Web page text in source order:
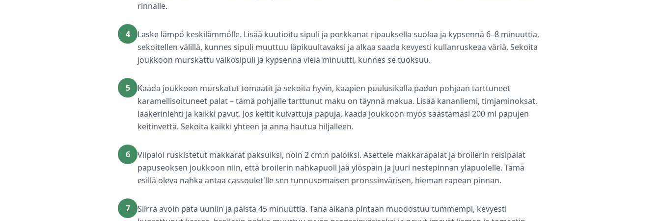
rinnalle.
4
Laske lämpö keskilämmölle. Lisää kuutioitu sipuli ja porkkanat ripauksella suolaa ja kypsennä 6–8 minuuttia,
sekoitellen välillä, kunnes sipuli muuttuu läpikuultavaksi ja alkaa saada kevyesti kullanruskeaa väriä. Sekoita
joukkoon murskattu valkosipuli ja kypsennä vielä minuutti, kunnes se tuoksuu.
5
Kaada joukkoon murskatut tomaatit ja sekoita hyvin, kaapien puulusikalla padan pohjaan tarttuneet
karamellisoituneet palat – tämä pohjalle tarttunut maku on täynnä makua. Lisää kananliemi, timjaminoksat,
laakerinlehti ja kaikki pavut. Jos keitit kuivattuja papuja, kaada joukkoon myös säästämäsi 200 ml papujen
keitinvettä. Sekoita kaikki yhteen ja anna hautua hiljalleen.
6
Viipaloi ruskistetut makkarat paksuiksi, noin 2 cm:n paloiksi. Asettele makkarapalat ja broilerin reisipalat
papuseoksen joukkoon niin, että broilerin nahkapuoli jää ylöspäin ja juuri nestepinnan yläpuolelle. Tämä
esillä oleva nahka antaa cassoulet'lle sen tunnusomaisen pronssinvärisen, hieman rapean pinnan.
7
Siirrä avoin pata uuniin ja paista 45 minuuttia. Tänä aikana pintaan muodostuu tummempi, kevyesti